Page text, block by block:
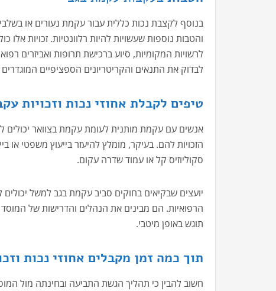
בנוסף לקצבת נכות כללית עבור עקמת נעורים או
והטבות נוספות שעשויות להיות רלוונטיות. זכויות
לרשויות המקומיות, סיוע ברכישת תרופות ואביזרים
לבדוק את התנאים והקריטריונים הספציפיים המוגדרים
טיפים לקבלת אחוזי נכות וזכויות
אנשים עם עקמת מותנית לעומת עקמת בצוואר יכולים
הזכויות להם. בעיקר, מומלץ להיעזר בייעוץ משפטי
סקוליוזיס קל או עמוד שדרה עקום.
יועצים שבקיאים בחוקים סביב עקמת בגב למשל יכולים
הרפואיות. הם מבינים את הנהלים והדרישות של
תוגש באופן מיטבי.
תוך כמה זמן מקבלים אחוזי נכות
חשוב להבין כי תהליך הגשת התביעה ובחינתה מול